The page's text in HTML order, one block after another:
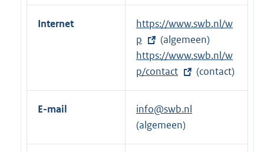
Internet
E
x
t
e
r
n
e
https://www.swb.nl/w
p
(algemeen)
E
x
t
e
r
https://www.swb.nl/w
p/contact
(contact)
E-mail
info@swb.nl
(algemeen)